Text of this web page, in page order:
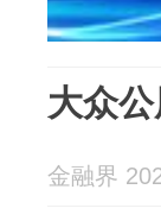
大众
金融界